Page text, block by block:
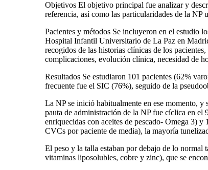
Objetivos El objetivo principal fue analizar y
referencia, así como las particularidades de la
Pacientes y métodos Se incluyeron en el estudio
Hospital Infantil Universitario de La Paz en
recogidos de las historias clínicas de los
complicaciones, evolución clínica, necesidad de
Resultados Se estudiaron 101 pacientes (62%
frecuente fue el SIC (76%), seguido de la
La NP se inició habitualmente en ese momento, y
pauta de administración de la NP fue cíclica en
enriquecidas con aceites de pescado- Omega 3)
CVCs por paciente de media), la mayoría
El peso y la talla estaban por debajo de lo
vitaminas liposolubles, cobre y zinc), que se